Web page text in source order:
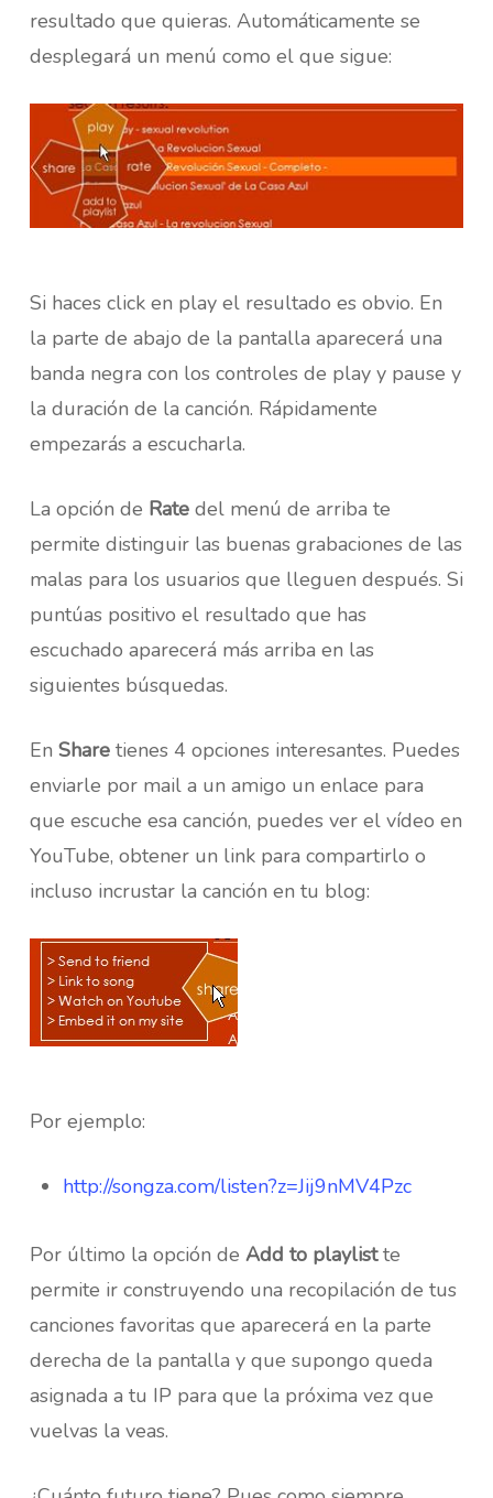
resultado que quieras. Automáticamente se
desplegará un menú como el que sigue:
Si haces click en play el resultado es obvio. En
la parte de abajo de la pantalla aparecerá una
banda negra con los controles de play y pause y
la duración de la canción. Rápidamente
empezarás a escucharla.
La opción de Ratedel menú de arriba te
permite distinguir las buenas grabaciones de las
malas para los usuarios que lleguen después. Si
puntúas positivo el resultado que has
escuchado aparecerá más arriba en las
siguientes búsquedas.
En Sharetienes 4 opciones interesantes. Puedes
enviarle por mail a un amigo un enlace para
que escuche esa canción, puedes ver el vídeo en
YouTube, obtener un link para compartirlo o
incluso incrustar la canción en tu blog:
Por ejemplo:
http://songza.com/listen?z=Jij9nMV4Pzc
Por último la opción de Add to playlistte
permite ir construyendo una recopilación de tus
canciones favoritas que aparecerá en la parte
derecha de la pantalla y que supongo queda
asignada a tu IP para que la próxima vez que
vuelvas la veas.